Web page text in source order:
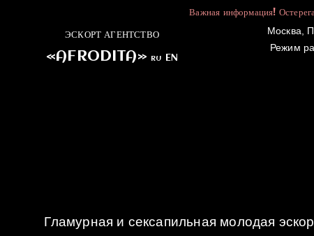
Важная информация!
ЭСКОРТ АГЕНТСТВО
«AFRODITA» RU EN
Москва,
Режим
Гламурная и сексапильная молодая